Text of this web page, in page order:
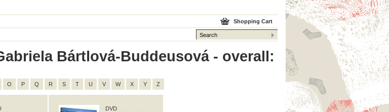
Shopping Cart
Bártlová-Buddeusová - overall:
O P Q R S T U V W X Y Z
DVD